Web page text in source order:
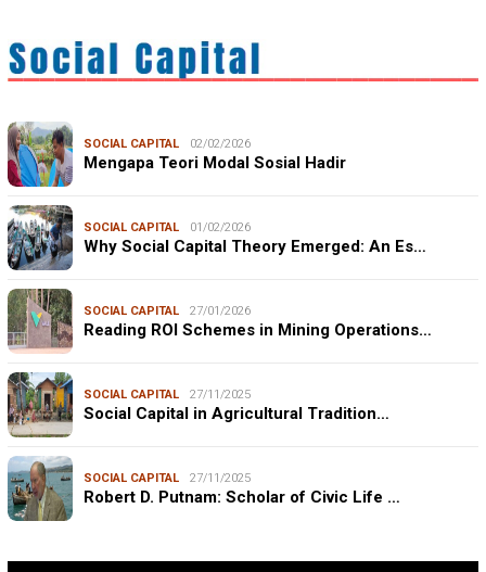
SOCIAL CAPITAL 02/02/2026
Mengapa Teori Modal Sosial Hadir
SOCIAL CAPITAL 01/02/2026
Why Social Capital Theory Emerged: An Es…
SOCIAL CAPITAL 27/01/2026
Reading ROI Schemes in Mining Operations…
SOCIAL CAPITAL 27/11/2025
Social Capital in Agricultural Tradition…
SOCIAL CAPITAL 27/11/2025
Robert D. Putnam: Scholar of Civic Life …